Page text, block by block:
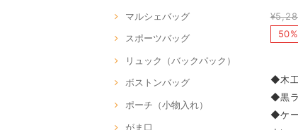
マルシェバッグ
スポーツバッグ
リュック（バックパック）
ボストンバッグ
ポーチ（小物入れ）
がま口
◆木工
◆黒ラ
◆ケー